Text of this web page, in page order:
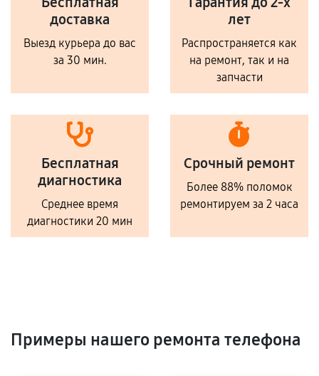
доставка
Выезд курьера до вас
за 30 мин.
лет
Распространяется как
на ремонт, так и на
запчасти
Бесплатная
диагностика
Среднее время
диагностики 20 мин
Срочный ремонт
Более 88% поломок
ремонтируем за 2 часа
Примеры нашего ремонта телефона